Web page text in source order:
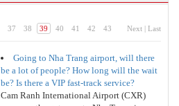
37 38 39 40 41 42 43 Next | Last
Going to Nha Trang airport, will there
be a lot of people? How long will the wait
be? Is there a VIP fast-track service?
Cam Ranh International Airport (CXR)